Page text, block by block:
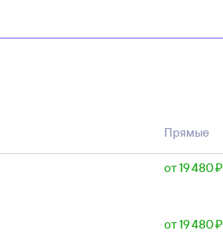
Прямые
от 19 ⁠480 ⁠₽
от 19 ⁠480 ⁠₽